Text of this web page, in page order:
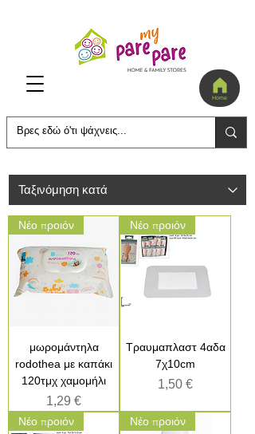
Home
Νέο προιόν
μωρομάντηλα
rodothea με καπάκι
120τμχ χαμομήλι
Τιμή
1,29 €
Νέο προιόν
Τραυμαπλαστ 4αδα
7χ10cm
Τιμή
1,50 €
Νέο προιόν Νέο προιόν